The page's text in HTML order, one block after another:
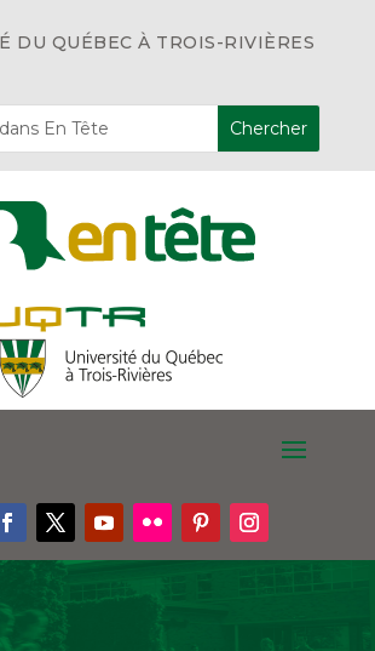
DU QUÉBEC À TROIS-RIVIÈRES